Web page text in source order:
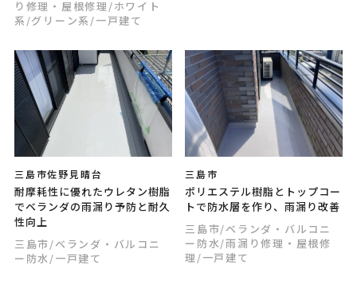
り修理・屋根修理 /ホワイト
系 /グリーン系 /一戸建て
三島市佐野見晴台
耐摩耗性に優れたウレタン樹脂
でベランダの雨漏り予防と耐久
性向上
三島市/ベランダ・バルコニ
ー防水 /一戸建て
三島市
ポリエステル樹脂とトップコー
トで防水層を作り、雨漏り改善
三島市/ベランダ・バルコニ
ー防水/雨漏り修理・屋根修
理/一戸建て